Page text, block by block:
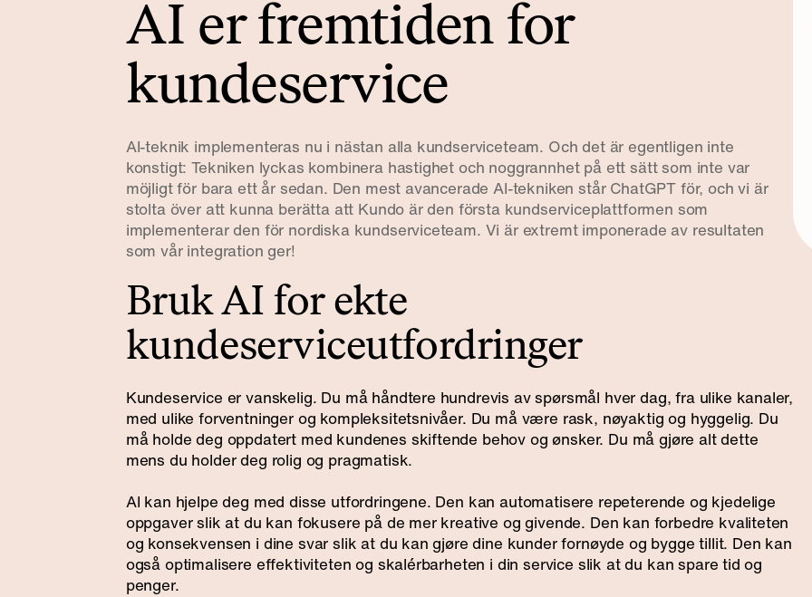
AI er fremtiden for
kundeservice
AI-teknik implementeras nu i nästan alla kundserviceteam. Och det är egentligen inte
konstigt: Tekniken lyckas kombinera hastighet och noggrannhet på ett sätt som inte var
möjligt för bara ett år sedan. Den mest avancerade AI-tekniken står ChatGPT för, och vi är
stolta över att kunna berätta att Kundo är den första kundserviceplattformen som
implementerar den för nordiska kundserviceteam. Vi är extremt imponerade av resultaten
som vår integration ger!
Bruk AI for ekte
kundeserviceutfordringer
Kundeservice er vanskelig. Du må håndtere hundrevis av spørsmål hver dag, fra ulike kanaler,
med ulike forventninger og kompleksitetsnivåer. Du må være rask, nøyaktig og hyggelig. Du
må holde deg oppdatert med kundenes skiftende behov og ønsker. Du må gjøre alt dette
mens du holder deg rolig og pragmatisk.
AI kan hjelpe deg med disse utfordringene. Den kan automatisere repeterende og kjedelige
oppgaver slik at du kan fokusere på de mer kreative og givende. Den kan forbedre kvaliteten
og konsekvensen i dine svar slik at du kan gjøre dine kunder fornøyde og bygge tillit. Den kan
også optimalisere effektiviteten og skalérbarheten i din service slik at du kan spare tid og
penger.